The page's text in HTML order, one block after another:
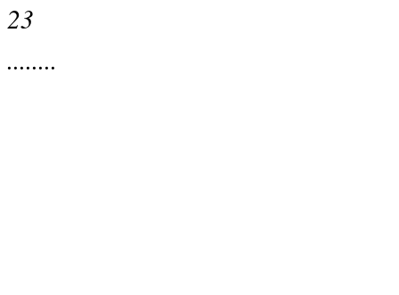
23
........